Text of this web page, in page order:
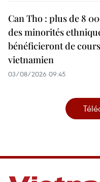
Can Tho : plus de 8
des minorités
bénéficieront de
vietnamien
03/08/2026 09:45